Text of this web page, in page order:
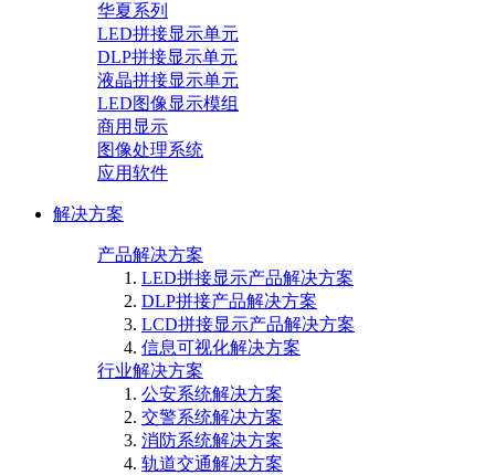
华夏系列
LED拼接显示单元
DLP拼接显示单元
液晶拼接显示单元
LED图像显示模组
商用显示
图像处理系统
应用软件
解决方案
产品解决方案
LED拼接显示产品解决方案
DLP拼接产品解决方案
LCD拼接显示产品解决方案
信息可视化解决方案
行业解决方案
公安系统解决方案
交警系统解决方案
消防系统解决方案
轨道交通解决方案